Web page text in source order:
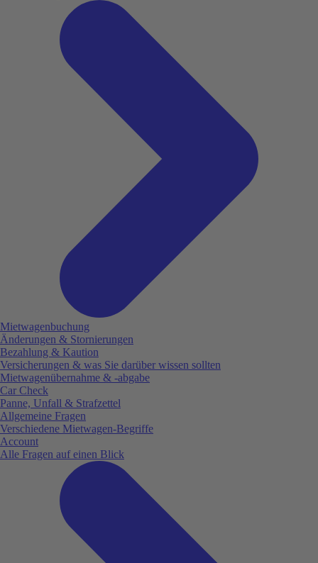
Mietwagenbuchung
Änderungen & Stornierungen
Bezahlung & Kaution
Versicherungen & was Sie darüber wissen sollten
Mietwagenübernahme & -abgabe
Car Check
Panne, Unfall & Strafzettel
Allgemeine Fragen
Verschiedene Mietwagen-Begriffe
Account
Alle Fragen auf einen Blick